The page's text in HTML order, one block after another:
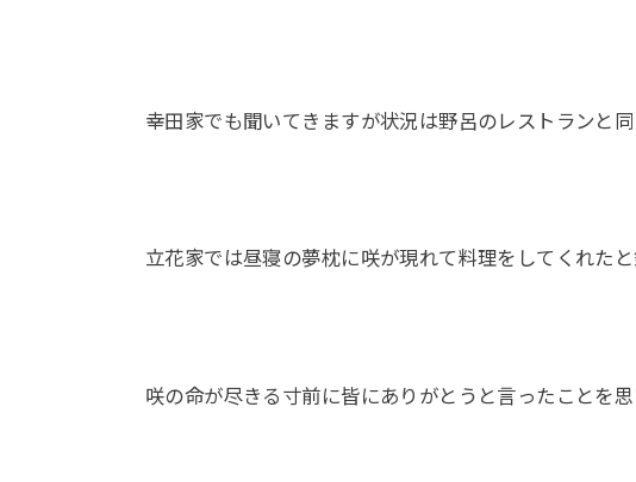
幸田家でも聞いてきますが状況は野呂のレストランと同
立花家では昼寝の夢枕に咲が現れて料理をしてくれたと
咲の命が尽きる寸前に皆にありがとうと言ったことを思